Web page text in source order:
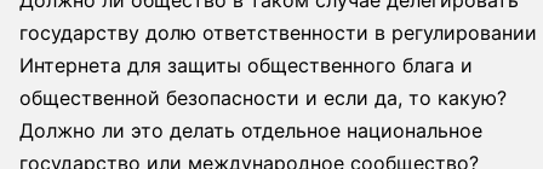
государству долю ответственности в регулировании
Интернета для защиты общественного блага и
общественной безопасности и если да, то какую?
Должно ли это делать отдельное национальное
государство или международное сообщество?